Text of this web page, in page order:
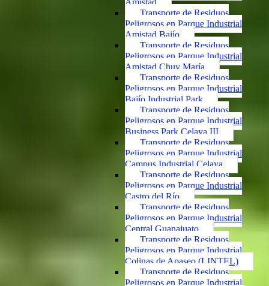
Amistad
Transporte de Residuos
Peligrosos en Parque Industrial
Amistad Bajío
Transporte de Residuos
Peligrosos en Parque Industrial
Amistad Chuy María
Transporte de Residuos
Peligrosos en Parque Industrial
Bajío Industrial Park
Transporte de Residuos
Peligrosos en Parque Industrial
Business Park Celaya III
Transporte de Residuos
Peligrosos en Parque Industrial
Campus Industrial Celaya
Transporte de Residuos
Peligrosos en Parque Industrial
Castro del Río
Transporte de Residuos
Peligrosos en Parque Industrial
Central Guanajuato
Transporte de Residuos
Peligrosos en Parque Industrial
Colinas de Apaseo (LINTEL)
Transporte de Residuos
Peligrosos en Parque Industrial